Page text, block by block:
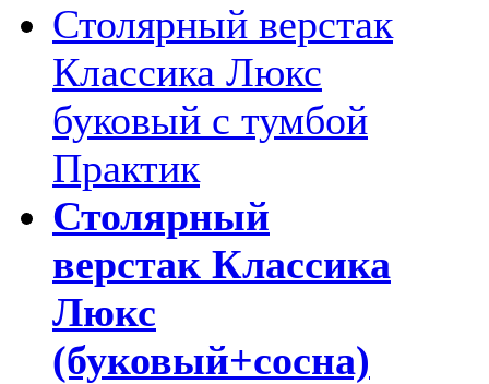
Столярный верстак
Классика Люкс
буковый с тумбой
Практик
Столярный
верстак Классика
Люкс
(буковый+сосна)